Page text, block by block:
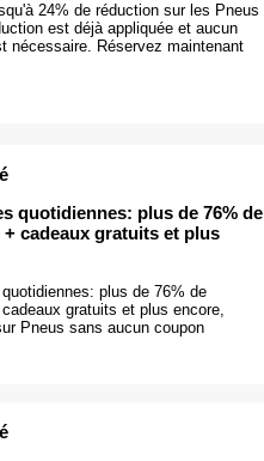
24% de réduction sur les Pneus
est déjà appliquée et aucun
nécessaire. Réservez maintenant
quotidiennes: plus de 76% de
cadeaux gratuits et plus
plus de 76% de
gratuits et plus encore,
Pneus sans aucun coupon